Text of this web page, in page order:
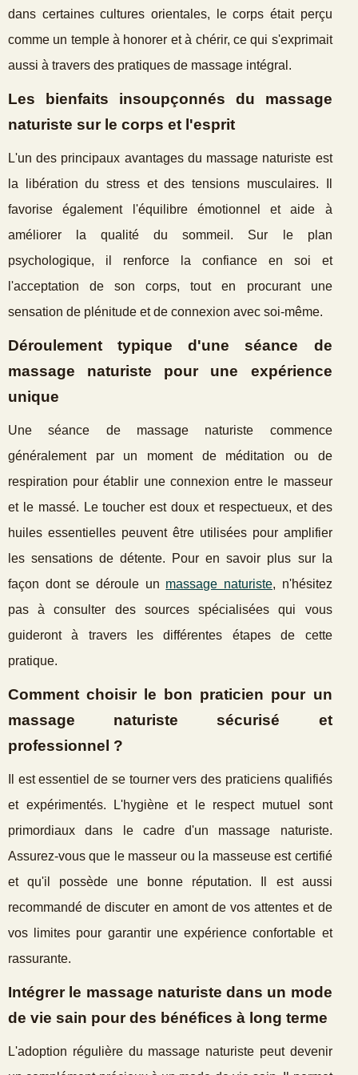
dans certaines cultures orientales, le corps était perçu
comme un temple à honorer et à chérir, ce qui s'exprimait
aussi à travers des pratiques de massage intégral.
Les bienfaits insoupçonnés du massage
naturiste sur le corps et l'esprit
L'un des principaux avantages du massage naturiste est
la libération du stress et des tensions musculaires. Il
favorise également l'équilibre émotionnel et aide à
améliorer la qualité du sommeil. Sur le plan
psychologique, il renforce la confiance en soi et
l'acceptation de son corps, tout en procurant une
sensation de plénitude et de connexion avec soi-même.
Déroulement typique d'une séance de
massage naturiste pour une expérience
unique
Une séance de massage naturiste commence
généralement par un moment de méditation ou de
respiration pour établir une connexion entre le masseur
et le massé. Le toucher est doux et respectueux, et des
huiles essentielles peuvent être utilisées pour amplifier
les sensations de détente. Pour en savoir plus sur la
façon dont se déroule un massage naturiste, n'hésitez
pas à consulter des sources spécialisées qui vous
guideront à travers les différentes étapes de cette
pratique.
Comment choisir le bon praticien pour un
massage naturiste sécurisé et
professionnel ?
Il est essentiel de se tourner vers des praticiens qualifiés
et expérimentés. L'hygiène et le respect mutuel sont
primordiaux dans le cadre d'un massage naturiste.
Assurez-vous que le masseur ou la masseuse est certifié
et qu'il possède une bonne réputation. Il est aussi
recommandé de discuter en amont de vos attentes et de
vos limites pour garantir une expérience confortable et
rassurante.
Intégrer le massage naturiste dans un mode
de vie sain pour des bénéfices à long terme
L'adoption régulière du massage naturiste peut devenir